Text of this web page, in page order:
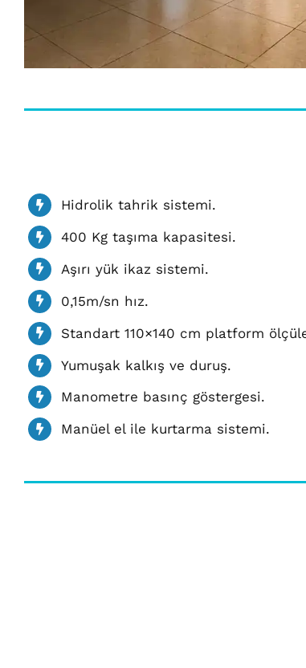
Hidrolik tahrik sistemi.
400 Kg taşıma kapasitesi.
Aşırı yük ikaz sistemi.
0,15m/sn hız.
Standart 110×140 cm platform
Yumuşak kalkış ve duruş.
Manometre basınç göstergesi.
Manüel el ile kurtarma sistemi.